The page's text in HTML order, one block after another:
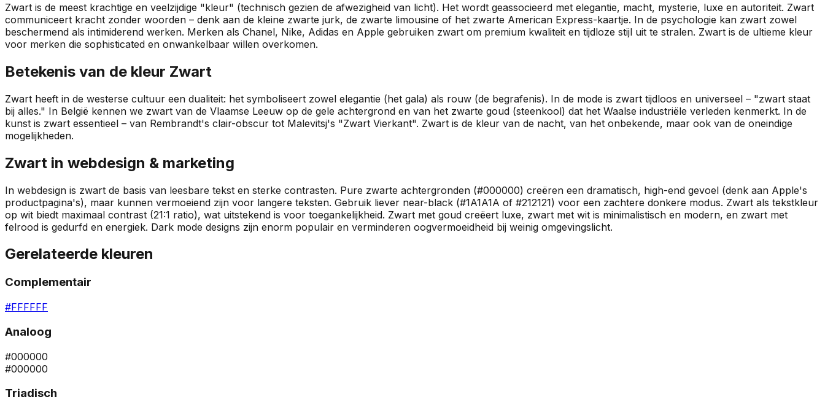
Zwart is de meest krachtige en veelzijdige "kleur" (technisch gezien de afwezigheid van licht). Het wordt geassocieerd met elegantie, macht, mysterie, luxe en autoriteit. Zwart
communiceert kracht zonder woorden – denk aan de kleine zwarte jurk, de zwarte limousine of het zwarte American Express-kaartje. In de psychologie kan zwart zowel
beschermend als intimiderend werken. Merken als Chanel, Nike, Adidas en Apple gebruiken zwart om premium kwaliteit en tijdloze stijl uit te stralen. Zwart is de ultieme kleur
voor merken die sophisticated en onwankelbaar willen overkomen.
Betekenis van de kleur Zwart
Zwart heeft in de westerse cultuur een dualiteit: het symboliseert zowel elegantie (het gala) als rouw (de begrafenis). In de mode is zwart tijdloos en universeel – "zwart staat
bij alles." In België kennen we zwart van de Vlaamse Leeuw op de gele achtergrond en van het zwarte goud (steenkool) dat het Waalse industriële verleden kenmerkt. In de
kunst is zwart essentieel – van Rembrandt's clair-obscur tot Malevitsj's "Zwart Vierkant". Zwart is de kleur van de nacht, van het onbekende, maar ook van de oneindige
mogelijkheden.
Zwart in webdesign & marketing
In webdesign is zwart de basis van leesbare tekst en sterke contrasten. Pure zwarte achtergronden (#000000) creëren een dramatisch, high-end gevoel (denk aan Apple's
productpagina's), maar kunnen vermoeiend zijn voor langere teksten. Gebruik liever near-black (#1A1A1A of #212121) voor een zachtere donkere modus. Zwart als tekstkleur
op wit biedt maximaal contrast (21:1 ratio), wat uitstekend is voor toegankelijkheid. Zwart met goud creëert luxe, zwart met wit is minimalistisch en modern, en zwart met
felrood is gedurfd en energiek. Dark mode designs zijn enorm populair en verminderen oogvermoeidheid bij weinig omgevingslicht.
Gerelateerde kleuren
Complementair
#FFFFFF
Analoog
#000000
#000000
Triadisch